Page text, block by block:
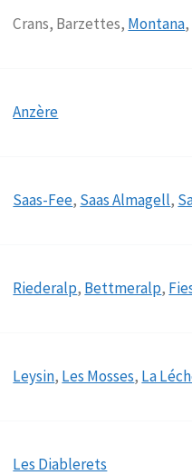
Crans, Barzettes, Montana,
Anzère
Saas-Fee, Saas Almagell,
Riederalp, Bettmeralp,
Leysin, Les Mosses, La
Les Diablerets